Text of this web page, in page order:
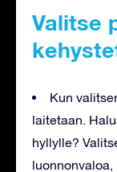
Valitse
Kun
laitetaan.
hyllylle?